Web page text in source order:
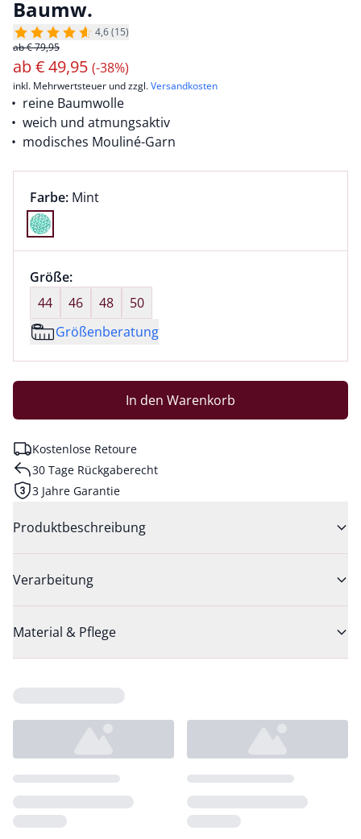
Baumw.
4,6 (15)
ab € 79,95
ab€49,95 (-38%)
inkl. Mehrwertsteuer und zzgl.Versandkosten
reine Baumwolle
weich und atmungsaktiv
modisches Mouliné-Garn
Farbauswahl:
Farbe: aktuell ausgewählt:
Mint
Farbe Mint ausgewählt
Größenauswahl:
Größe:nichts ausgewählt
44
46 48
50
Größenberatung
In den Warenkorb
Kostenlose Retoure
30 Tage Rückgaberecht
3 Jahre Garantie
Produktbeschreibung
Verarbeitung
Material & Pflege